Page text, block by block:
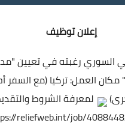
إعلان توظيف
السوري رغبته في تعيين
مكان العمل: تركيا (مع السفر
لمعرفة الشروط
reliefweb.int/job/